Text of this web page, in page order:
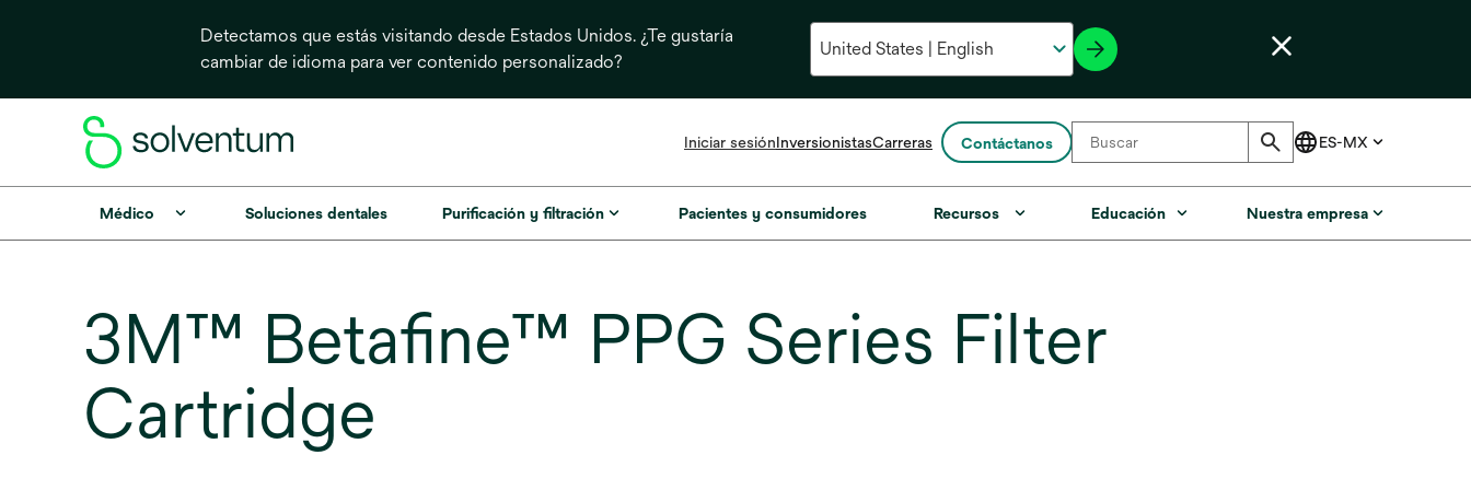
Detectamos que estás visitando desde Estados Unidos. ¿Te gustaría
cambiar de idioma para ver contenido personalizado?
Iniciar sesiónInversionistasse
en
Carreras Contáctanos
Médico Soluciones dentales Purificación y filtración Pacientes y consumidores Recursos Educación Nuestra empresa
3M™ Betafine™ PPG Series Filter
Cartridge